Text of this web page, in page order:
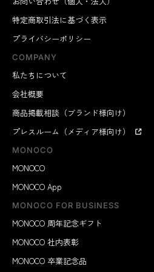
特定商取引法に基づく表示
プライバシーポリシー
COMPANY
私たちについて
会社概要
商品掲載相談（ブランド様向け）
プレスルーム（メディア様向け）
MONOCO
MONOCO
MONOCO App
MONOCO FOR BUSINESS
MONOCO 周年記念ギフト
MONOCO 社内表彰
MONOCO 卒業記念品